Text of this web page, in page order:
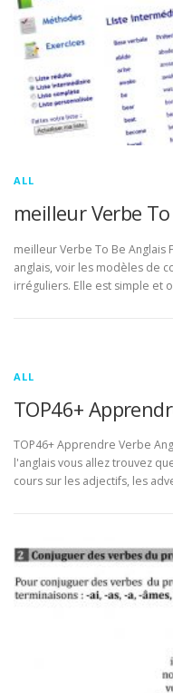
ALL
meilleur Verbe
meilleur Verbe To Be Anglais
anglais, voir les modèles de
irréguliers. Elle est simple et
ALL
TOP46+
TOP46+ Apprendre Verbe
l'anglais vous allez trouvez
cours sur les adjectifs, les